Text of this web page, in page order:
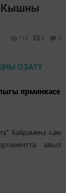
Кышны
719 0 0
ярминкәсе
бәйрәменә һәм
авыл